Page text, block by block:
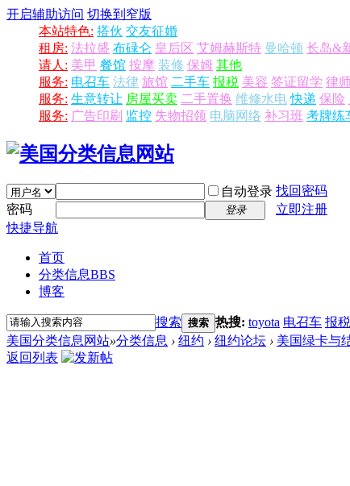
开启辅助访问 切换到窄版
本站特色: 搭伙 交友征婚
租房: 法拉盛 布碌仑 皇后区 艾姆赫斯特 曼哈顿 长岛&
请人: 美甲 餐馆 按摩 装修 保姆 其他
服务: 电召车 法律 旅馆 二手车 报税 美容 签证留学 律
服务: 生意转让 房屋买卖 二手置换 维修水电 快递 保险
服务: 广告印刷 监控 失物招领 电脑网络 补习班 考牌练
自动登录 找回密码
密码
登录
立即注册
快捷导航
首页
分类信息BBS
博客
搜索 搜索 热搜: toyota 电召车 报税
美国分类信息网站»分类信息 › 纽约 › 纽约论坛 › 美国绿卡与
返回列表